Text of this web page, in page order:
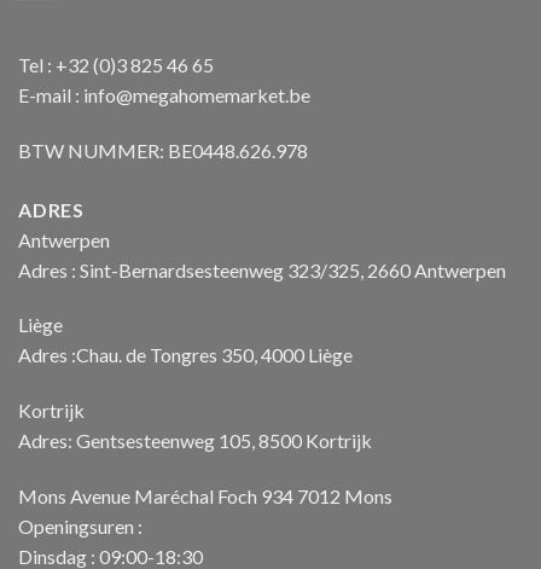
Tel : +32 (0)3 825 46 65
E-mail : info@megahomemarket.be
BTW NUMMER: BE0448.626.978
ADRES
Antwerpen
Adres : Sint-Bernardsesteenweg 323/325, 2660 Antwerpen
Liège
Adres :Chau. de Tongres 350, 4000 Liège
Kortrijk
Adres: Gentsesteenweg 105, 8500 Kortrijk
Mons Avenue Maréchal Foch 934 7012 Mons
Openingsuren :
Dinsdag : 09:00-18:30